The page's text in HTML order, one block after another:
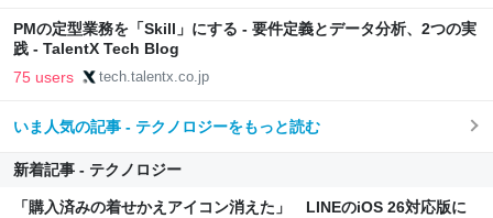
PMの定型業務を「Skill」にする - 要件定義とデータ分析、2つの実
践 - TalentX Tech Blog
75 users tech.talentx.co.jp
いま人気の記事 - テクノロジーをもっと読む
新着記事 - テクノロジー
「購入済みの着せかえアイコン消えた」 LINEのiOS 26対応版に